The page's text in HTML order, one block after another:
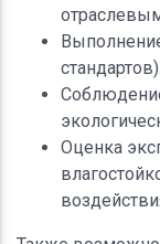
стандартов).
Оценка